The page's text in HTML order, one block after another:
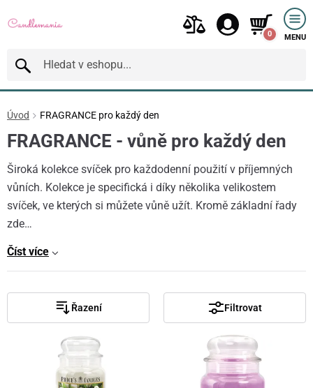
0 MENU
Úvod FRAGRANCE pro každý den
FRAGRANCE - vůně pro každý den
Široká kolekce svíček pro každodenní použití v příjemných
vůních. Kolekce je specifická i díky několika velikostem
svíček, ve kterých si můžete vůně užít. Kromě základní řady
zde…
Číst více
Řazení Filtrovat